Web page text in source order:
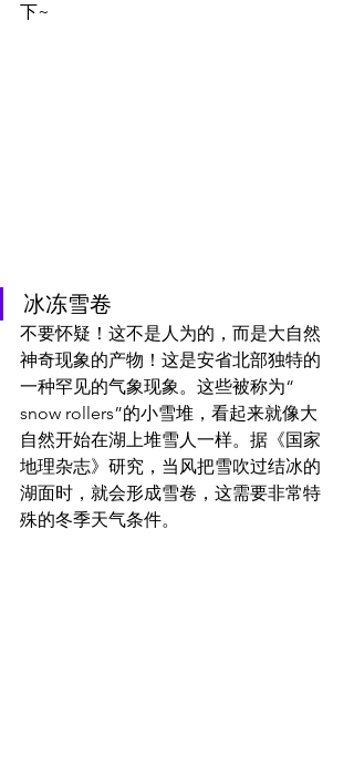
下~
冰冻雪卷
不要怀疑！这不是人为的，而是大自然
神奇现象的产物！这是安省北部独特的
一种罕见的气象现象。这些被称为“
snow rollers”的小雪堆，看起来就像大
自然开始在湖上堆雪人一样。据《国家
地理杂志》研究，当风把雪吹过结冰的
湖面时，就会形成雪卷，这需要非常特
殊的冬季天气条件。